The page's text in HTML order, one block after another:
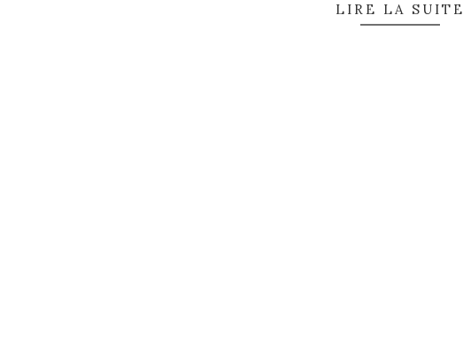
LIRE LA SUITE